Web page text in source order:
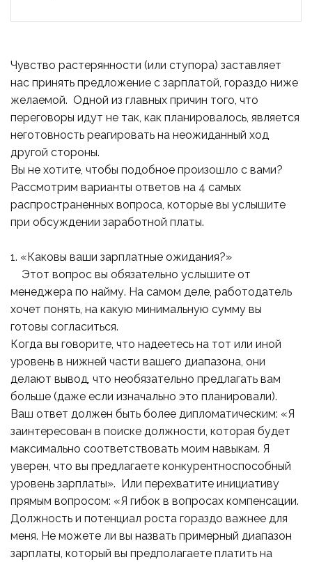
Чувство растерянности (или ступора) заставляет
нас принять предложение с зарплатой, гораздо ниже
желаемой. Одной из главных причин того, что
переговоры идут не так, как планировалось, является
неготовность реагировать на неожиданный ход
другой стороны.
Вы не хотите, чтобы подобное произошло с вами?
Рассмотрим варианты ответов на 4 самых
распространенных вопроса, которые вы услышите
при обсуждении заработной платы.
1. «Каковы ваши зарплатные ожидания?»
Этот вопрос вы обязательно услышите от
менеджера по найму. На самом деле, работодатель
хочет понять, на какую минимальную сумму вы
готовы согласиться.
Когда вы говорите, что надеетесь на тот или иной
уровень в нижней части вашего диапазона, они
делают вывод, что необязательно предлагать вам
больше (даже если изначально это планировали).
Ваш ответ должен быть более дипломатическим: «Я
заинтересован в поиске должности, которая будет
максимально соответствовать моим навыкам. Я
уверен, что вы предлагаете конкурентноспособный
уровень зарплаты». Или перехватите инициативу
прямым вопросом: «Я гибок в вопросах компенсации.
Должность и потенциал роста гораздо важнее для
меня. Не можете ли вы назвать примерный диапазон
зарплаты, который вы предполагаете платить на